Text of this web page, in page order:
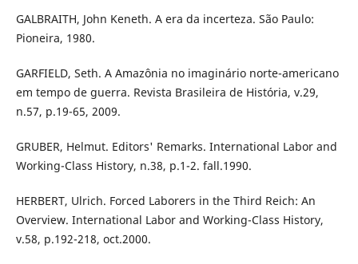
GALBRAITH, John Keneth. A era da incerteza. São Paulo:
Pioneira, 1980.
GARFIELD, Seth. A Amazônia no imaginário norte-americano
em tempo de guerra. Revista Brasileira de História, v.29,
n.57, p.19-65, 2009.
GRUBER, Helmut. Editors' Remarks. International Labor and
Working-Class History, n.38, p.1-2. fall.1990.
HERBERT, Ulrich. Forced Laborers in the Third Reich: An
Overview. International Labor and Working-Class History,
v.58, p.192-218, oct.2000.